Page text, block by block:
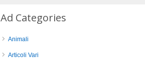
Ad Categories
Animali
Articoli Vari